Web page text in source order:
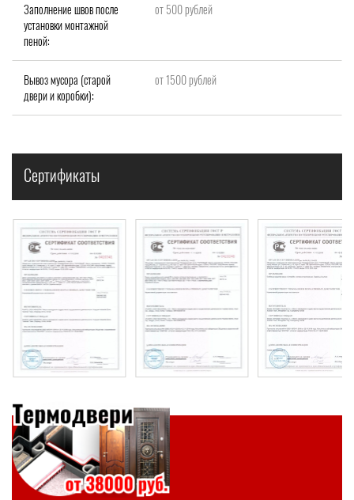
Заполнение швов после
установки монтажной
пеной:
от 500 рублей
Вывоз мусора (старой
двери и коробки):
от 1500 рублей
Сертификаты